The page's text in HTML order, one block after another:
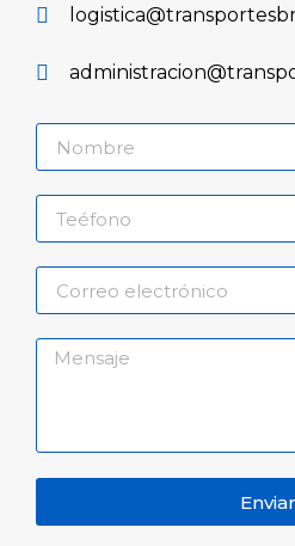
Enviar